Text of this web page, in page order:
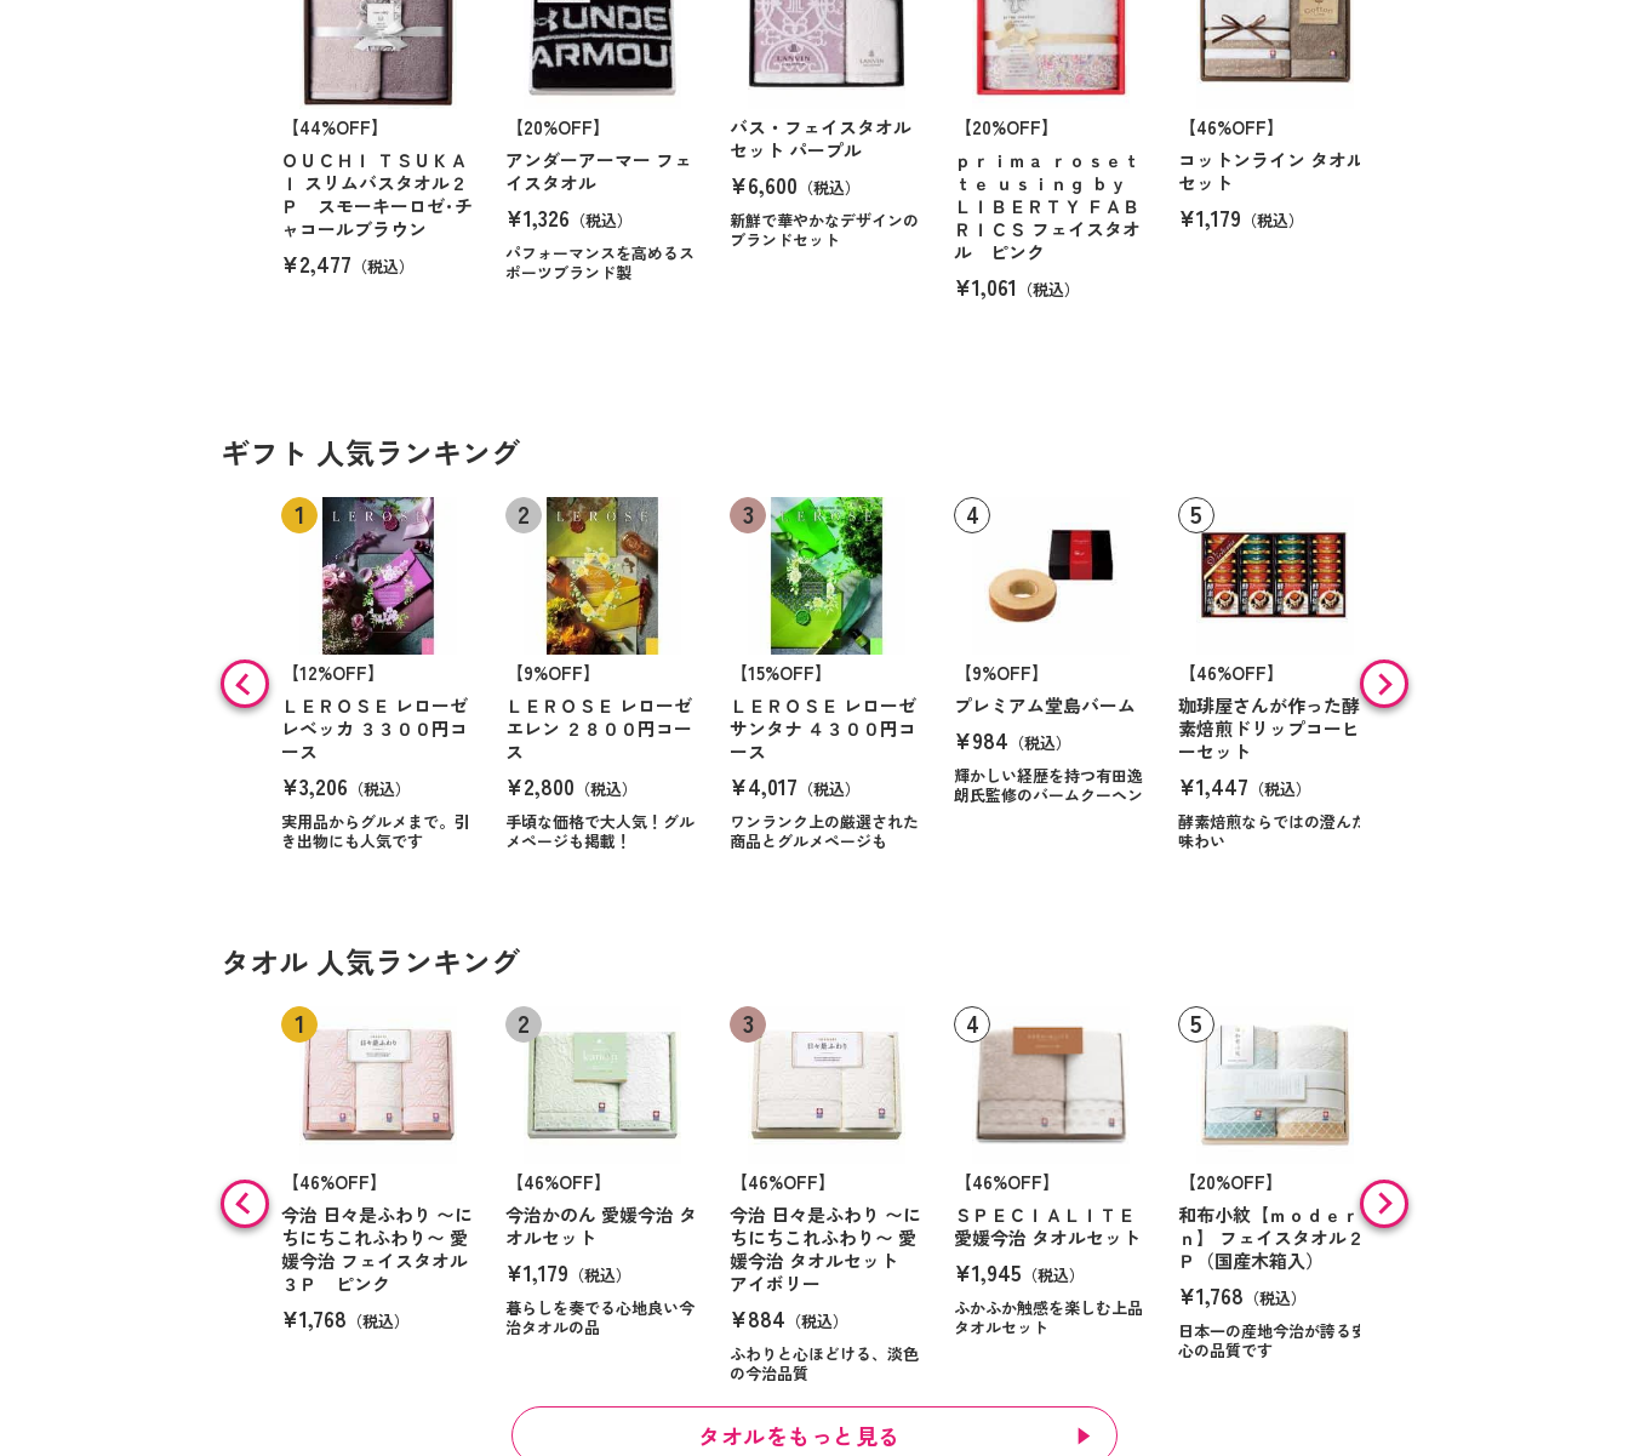
【44%OFF】
ＯＵＣＨＩ ＴＳＵＫＡ
Ｉ スリムバスタオル２
Ｐ スモーキーロゼ･チ
ャコールブラウン
¥2,477 （税込）
【20%OFF】
アンダーアーマー フェ
イスタオル
¥1,326 （税込）
パフォーマンスを高めるス
ポーツブランド製
バス・フェイスタオル
セット パープル
¥6,600 （税込）
新鮮で華やかなデザインの
ブランドセット
【20%OFF】
ｐｒｉｍａ ｒｏｓｅｔ
ｔｅ ｕｓｉｎｇ ｂｙ
ＬＩＢＥＲＴＹ ＦＡＢ
ＲＩＣＳ フェイスタオ
ル ピンク
¥1,061 （税込）
【46%OFF】
コットンライン タオル
セット
¥1,179 （税込）
ギフト 人気ランキング
【12%OFF】
ＬＥＲＯＳＥ レローゼ
レベッカ ３３００円コ
ース
¥3,206 （税込）
実用品からグルメまで。引
き出物にも人気です
【9%OFF】
ＬＥＲＯＳＥ レローゼ
エレン ２８００円コー
ス
¥2,800 （税込）
手頃な価格で大人気！グル
メページも掲載！
【15%OFF】
ＬＥＲＯＳＥ レローゼ
サンタナ ４３００円コ
ース
¥4,017 （税込）
ワンランク上の厳選された
商品とグルメページも
【9%OFF】
プレミアム堂島バーム
¥984 （税込）
輝かしい経歴を持つ有田逸
朗氏監修のバームクーヘン
【46%OFF】
珈琲屋さんが作った酵
素焙煎ドリップコーヒ
ーセット
¥1,447 （税込）
酵素焙煎ならではの澄んだ
味わい
【9%OFF】
アラン・ド・パリ ショ
タオル 人気ランキング
【46%OFF】
今治 日々是ふわり 〜に
ちにちこれふわり〜 愛
媛今治 フェイスタオル
３Ｐ ピンク
¥1,768 （税込）
【46%OFF】
今治かのん 愛媛今治 タ
オルセット
¥1,179 （税込）
暮らしを奏でる心地良い今
治タオルの品
【46%OFF】
今治 日々是ふわり 〜に
ちにちこれふわり〜 愛
媛今治 タオルセット
アイボリー
¥884 （税込）
ふわりと心ほどける、淡色
の今治品質
【46%OFF】
ＳＰＥＣＩＡＬＩＴＥ
愛媛今治 タオルセット
¥1,945 （税込）
ふかふか触感を楽しむ上品
タオルセット
【20%OFF】
和布小紋【ｍｏｄｅｒ
ｎ】 フェイスタオル２
Ｐ（国産木箱入）
¥1,768 （税込）
日本一の産地今治が誇る安
心の品質です
¥1,320
タオルをもっと見る